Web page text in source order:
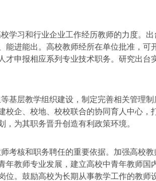
习和行业企业工作经历教师的力度。出
进能出。高校教师经所在单位批准，可
申报相应系列专业技术职务。研究出台
层教学组织建设，制定完善相关管理制
企、校地、校校联合的协同育人中心，
为其职务晋升创造有利政策环境。
核和职务聘任的重要依据。加强高校教
教师专业发展，建立高校中青年教师国
。鼓励高校为长期从事教学工作的教师